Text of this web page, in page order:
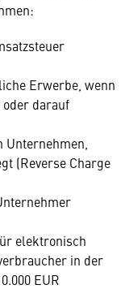
Erwerbe, wenn
darauf
(Reverse Charge
elektronisch
in der
EUR